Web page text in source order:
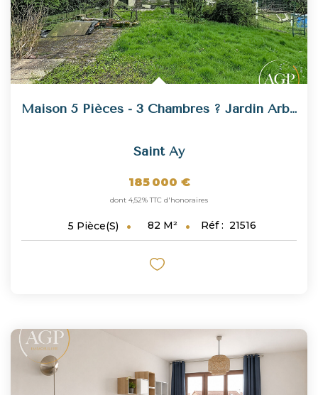
Maison 5 Pièces - 3 Chambres ? Jardin Arboré ? Quartier...
Saint Ay
185 000 €
dont 4,52% TTC d'honoraires
5 Pièce(s) 82 M² Réf : 21516